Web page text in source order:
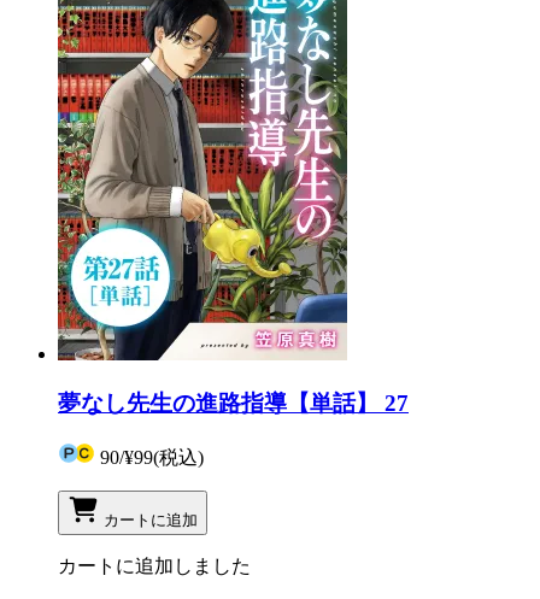
夢なし先生の進路指導【単話】 27
90/¥99(税込)
カートに追加
カートに追加しました